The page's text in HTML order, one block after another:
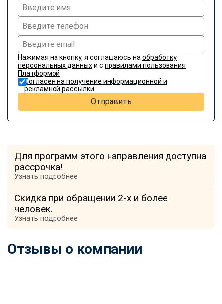
Нажимая на кнопку, я соглашаюсь на обработку
персональных данныхи с правилами пользования
Платформой
Согласен на получение информационной и
рекламной рассылки
Отправить
Для программ этого направления доступна
рассрочка!
Узнать подробнее
Скидка при обращении 2-х и более
человек.
Узнать подробнее
Отзывы о компании